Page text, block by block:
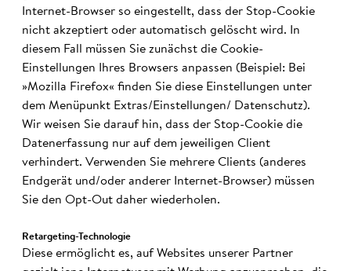
Internet-Browser so eingestellt, dass der Stop-Cookie
nicht akzeptiert oder automatisch gelöscht wird. In
diesem Fall müssen Sie zunächst die Cookie-
Einstellungen Ihres Browsers anpassen (Beispiel: Bei
»Mozilla Firefox« finden Sie diese Einstellungen unter
dem Menüpunkt Extras/Einstellungen/ Datenschutz).
Wir weisen Sie darauf hin, dass der Stop-Cookie die
Datenerfassung nur auf dem jeweiligen Client
verhindert. Verwenden Sie mehrere Clients (anderes
Endgerät und/oder anderer Internet-Browser) müssen
Sie den Opt-Out daher wiederholen.
Retargeting-Tech­no­lo­gie
Diese ermöglicht es, auf Websites unserer Partner